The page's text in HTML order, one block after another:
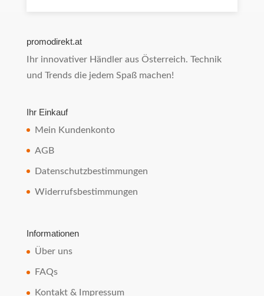
promodirekt.at
Ihr innovativer Händler aus Österreich. Technik
und Trends die jedem Spaß machen!
Ihr Einkauf
Mein Kundenkonto
AGB
Datenschutzbestimmungen
Widerrufsbestimmungen
Informationen
Über uns
FAQs
Kontakt & Impressum